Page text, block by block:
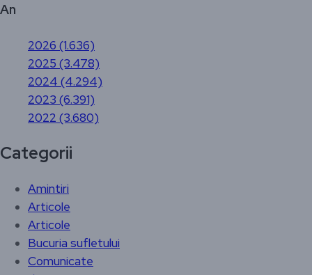
An
2026 (1.636)
2025 (3.478)
2024 (4.294)
2023 (6.391)
2022 (3.680)
Categorii
Amintiri
Articole
Articole
Bucuria sufletului
Comunicate